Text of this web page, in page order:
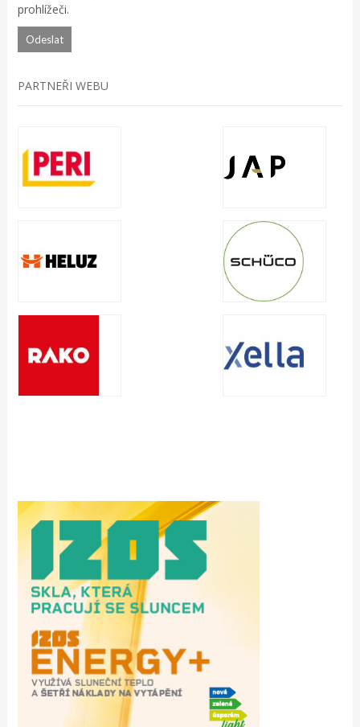
prohlížeči.
PARTNEŘI WEBU